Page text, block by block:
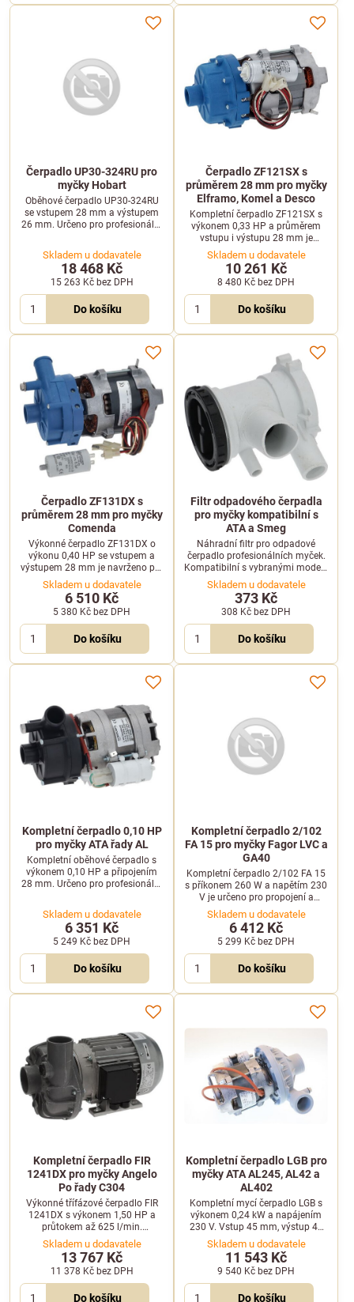
Čerpadlo UP30-324RU pro
myčky Hobart
Oběhové čerpadlo UP30-324RU
se vstupem 28 mm a výstupem
26 mm. Určeno pro profesionální
Skladem u dodavatele
18 468 Kč
15 263 Kč bez DPH
Do košíku
Čerpadlo ZF121SX s
průměrem 28 mm pro myčky
Elframo, Komel a Desco
Kompletní čerpadlo ZF121SX s
výkonem 0,33 HP a průměrem
vstupu i výstupu 28 mm je
určeno pro myčky Desco, Elframo,
Komel a další.
Skladem u dodavatele
10 261 Kč
8 480 Kč bez DPH
Do košíku
Čerpadlo ZF131DX s
průměrem 28 mm pro myčky
Comenda
Výkonné čerpadlo ZF131DX o
výkonu 0,40 HP se vstupem a
výstupem 28 mm je navrženo pro
profesionální myčky Comenda.
Skladem u dodavatele
6 510 Kč
5 380 Kč bez DPH
Do košíku
Filtr odpadového čerpadla
pro myčky kompatibilní s
ATA a Smeg
Náhradní filtr pro odpadové
čerpadlo profesionálních myček.
Kompatibilní s vybranými modely
značek ATA (např. AF55PS) a
Smeg (např. SLB500).
Skladem u dodavatele
373 Kč
308 Kč bez DPH
Do košíku
Kompletní čerpadlo 0,10 HP
pro myčky ATA řady AL
Kompletní oběhové čerpadlo s
výkonem 0,10 HP a připojením
28 mm. Určeno pro profesionální
Skladem u dodavatele
6 351 Kč
5 249 Kč bez DPH
Do košíku
Kompletní čerpadlo 2/102
FA 15 pro myčky Fagor LVC a
GA40
Kompletní čerpadlo 2/102 FA 15
s příkonem 260 W a napětím 230
V je určeno pro propojení a
provoz myček Fagor LVC, GA40 a
ECO4000.
Skladem u dodavatele
6 412 Kč
5 299 Kč bez DPH
Do košíku
Kompletní čerpadlo FIR
1241DX pro myčky Angelo
Po řady C304
Výkonné třífázové čerpadlo FIR
1241DX s výkonem 1,50 HP a
průtokem až 625 l/min.
Kompatibilní s profesionálními
myčkami Angelo Po.
Skladem u dodavatele
13 767 Kč
11 378 Kč bez DPH
Do košíku
Kompletní čerpadlo LGB pro
myčky ATA AL245, AL42 a
AL402
Kompletní mycí čerpadlo LGB s
výkonem 0,24 kW a napájením
230 V. Vstup 45 mm, výstup 40
mm. Vhodné pro profesionální
myčky ATA.
Skladem u dodavatele
11 543 Kč
9 540 Kč bez DPH
Do košíku